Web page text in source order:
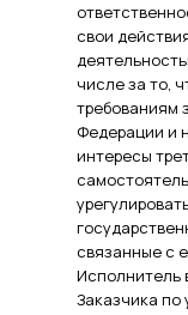
свои
числе за то,
требованиям
Федерации и
интересы
связанные с
Исполнитель
Заказчика по